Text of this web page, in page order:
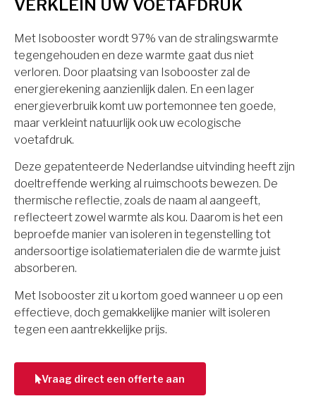
VERKLEIN UW VOETAFDRUK
Met Isobooster wordt 97% van de stralingswarmte
tegengehouden en deze warmte gaat dus niet
verloren. Door plaatsing van Isobooster zal de
energierekening aanzienlijk dalen. En een lager
energieverbruik komt uw portemonnee ten goede,
maar verkleint natuurlijk ook uw ecologische
voetafdruk.
Deze gepatenteerde Nederlandse uitvinding heeft zijn
doeltreffende werking al ruimschoots bewezen. De
thermische reflectie, zoals de naam al aangeeft,
reflecteert zowel warmte als kou. Daarom is het een
beproefde manier van isoleren in tegenstelling tot
andersoortige isolatiematerialen die de warmte juist
absorberen.
Met Isobooster zit u kortom goed wanneer u op een
effectieve, doch gemakkelijke manier wilt isoleren
tegen een aantrekkelijke prijs.
Vraag direct een offerte aan